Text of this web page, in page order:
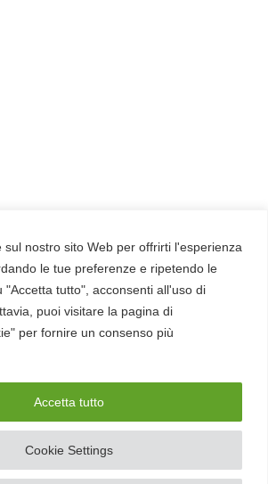
sul nostro sito Web per offrirti l'esperienza
le tue preferenze e ripetendo le
"Accetta tutto", acconsenti all'uso di
puoi visitare la pagina di
per fornire un consenso più
Cookie Settings
Accetta tutto
Srl. Tutti i diritti riservati